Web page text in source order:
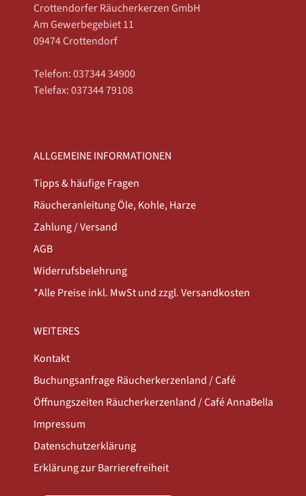
Crottendorfer Räucherkerzen GmbH
Am Gewerbegebiet 11
09474 Crottendorf
Telefon: 037344 34900
Telefax: 037344 79108
ALLGEMEINE INFORMATIONEN
Tipps & häufige Fragen
Räucheranleitung Öle, Kohle, Harze
Zahlung / Versand
AGB
Widerrufsbelehrung
*Alle Preise inkl. MwSt und zzgl. Versandkosten
WEITERES
Kontakt
Buchungsanfrage Räucherkerzenland / Café
Öffnungszeiten Räucherkerzenland / Café AnnaBella
Impressum
Datenschutzerklärung
Erklärung zur Barrierefreiheit